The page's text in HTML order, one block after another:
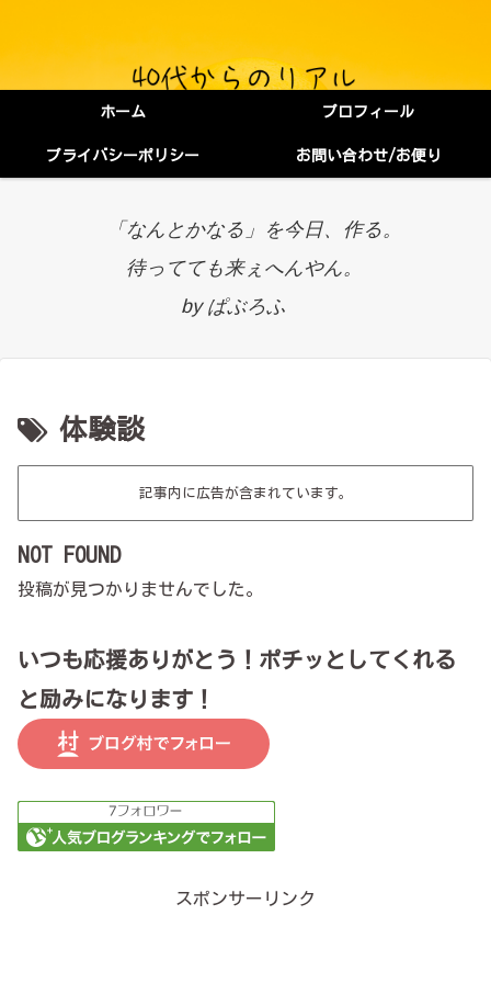
ホーム プロフィール
プライバシーポリシー お問い合わせ/お便り
「なんとかなる」を今日、作る。
待ってても来ぇへんやん。
by ぱぶろふ
体験談
記事内に広告が含まれています。
NOT FOUND
投稿が見つかりませんでした。
いつも応援ありがとう！ポチッとしてくれる
と励みになります！
スポンサーリンク